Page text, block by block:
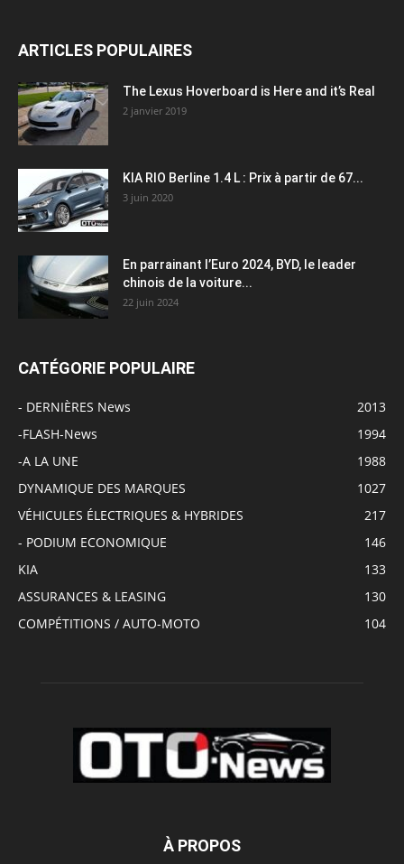
ARTICLES POPULAIRES
The Lexus Hoverboard is Here and it’s Real
2 janvier 2019
KIA RIO Berline 1.4 L : Prix à partir de 67...
3 juin 2020
En parrainant l’Euro 2024, BYD, le leader
chinois de la voiture...
22 juin 2024
CATÉGORIE POPULAIRE
- DERNIÈRES News
2013
-FLASH-News
1994
-A LA UNE
1988
DYNAMIQUE DES MARQUES
1027
VÉHICULES ÉLECTRIQUES & HYBRIDES
217
- PODIUM ECONOMIQUE
146
KIA
133
ASSURANCES & LEASING
130
COMPÉTITIONS / AUTO-MOTO
104
À PROPOS